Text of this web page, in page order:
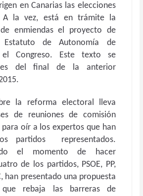
en Canarias las elecciones
A la vez, está en trámite la
enmiendas el proyecto de
de Autonomía de
el Congreso. Este texto se
del final de la anterior
la reforma electoral lleva
de reuniones de comisión
oír a los expertos que han
partidos representados.
el momento de hacer
de los partidos, PSOE, PP,
han presentado una propuesta
que rebaja las barreras de